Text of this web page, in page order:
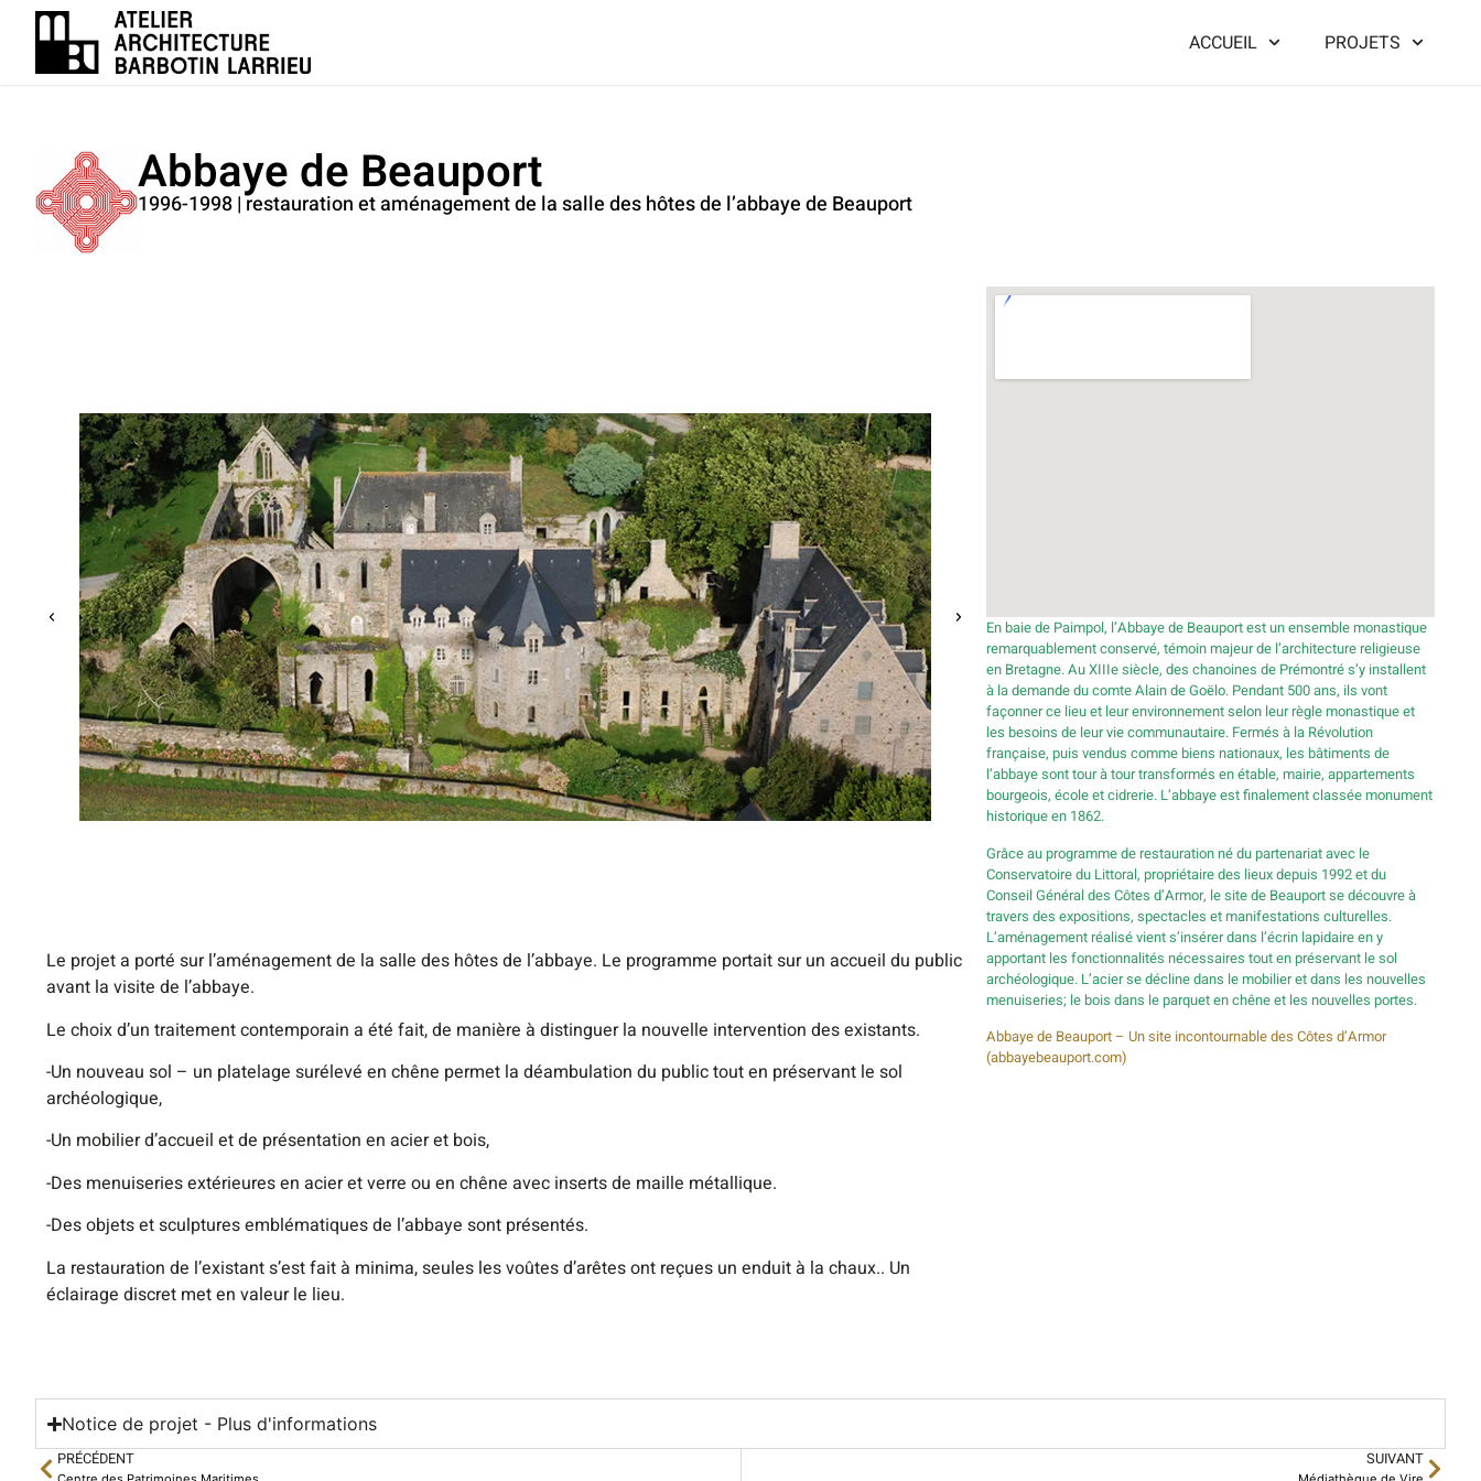
ACCUEIL PROJETS
Abbaye de Beauport
1996-1998 | restauration et aménagement de la salle des hôtes de l’abbaye de Beauport
Le projet a porté sur l’aménagement de la salle des hôtes de l’abbaye. Le programme portait sur un accueil du public
avant la visite de l’abbaye.
Le choix d’un traitement contemporain a été fait, de manière à distinguer la nouvelle intervention des existants.
-Un nouveau sol – un platelage surélevé en chêne permet la déambulation du public tout en préservant le sol
archéologique,
-Un mobilier d’accueil et de présentation en acier et bois,
-Des menuiseries extérieures en acier et verre ou en chêne avec inserts de maille métallique.
-Des objets et sculptures emblématiques de l’abbaye sont présentés.
La restauration de l’existant s’est fait à minima, seules les voûtes d’arêtes ont reçues un enduit à la chaux.. Un
éclairage discret met en valeur le lieu.
En baie de Paimpol, l’Abbaye de Beauport est un ensemble monastique
remarquablement conservé, témoin majeur de l’architecture religieuse
en Bretagne. Au XIIIe siècle, des chanoines de Prémontré s’y installent
à la demande du comte Alain de Goëlo. Pendant 500 ans, ils vont
façonner ce lieu et leur environnement selon leur règle monastique et
les besoins de leur vie communautaire. Fermés à la Révolution
française, puis vendus comme biens nationaux, les bâtiments de
l’abbaye sont tour à tour transformés en étable, mairie, appartements
bourgeois, école et cidrerie. L’abbaye est finalement classée monument
historique en 1862.
Grâce au programme de restauration né du partenariat avec le
Conservatoire du Littoral, propriétaire des lieux depuis 1992 et du
Conseil Général des Côtes d’Armor, le site de Beauport se découvre à
travers des expositions, spectacles et manifestations culturelles.
L’aménagement réalisé vient s’insérer dans l’écrin lapidaire en y
apportant les fonctionnalités nécessaires tout en préservant le sol
archéologique. L’acier se décline dans le mobilier et dans les nouvelles
menuiseries; le bois dans le parquet en chêne et les nouvelles portes.
Abbaye de Beauport – Un site incontournable des Côtes d’Armor
(abbayebeauport.com)
Notice de projet - Plus d'informations
PRÉCÉDENT SUIVANT